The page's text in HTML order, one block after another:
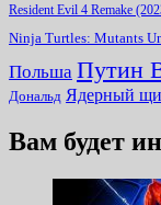
Resident Evil 4 Remake
Ninja Turtles: Mutants
Польша Путин
Дональд Ядерный
Вам будет